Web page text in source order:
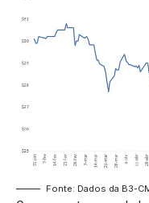
Fonte: Dados da B3-